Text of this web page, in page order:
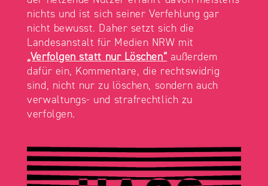
nichts und ist sich seiner Verfehlung gar
nicht bewusst. Daher setzt sich die
Landesanstalt für Medien NRW mit
„Verfolgen statt nur Löschen“ außerdem
dafür ein, Kommentare, die rechtswidrig
sind, nicht nur zu löschen, sondern auch
verwaltungs- und strafrechtlich zu
verfolgen.